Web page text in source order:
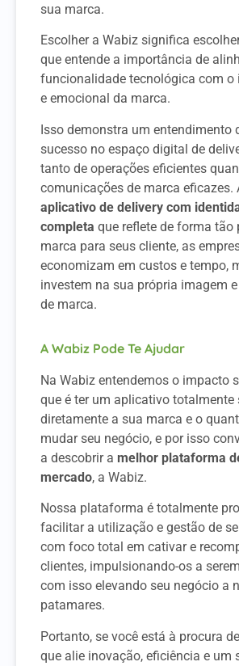
sua marca.
Escolher a Wabiz significa
que entende a importância de
funcionalidade tecnológica com o
e emocional da marca.
Isso demonstra um entendimento
sucesso no espaço digital de
tanto de operações eficientes
comunicações de marca eficazes.
aplicativo de delivery com
completa que reflete de forma tão
marca para seus cliente, as
economizam em custos e tempo,
investem na sua própria imagem
de marca.
A Wabiz Pode Te Ajudar
Na Wabiz entendemos o impacto
que é ter um aplicativo totalmente
diretamente a sua marca e o
mudar seu negócio, e por isso
a descobrir a melhor plataforma
mercado, a Wabiz.
Nossa plataforma é totalmente
facilitar a utilização e gestão de
com foco total em cativar e
clientes, impulsionando-os a
com isso elevando seu negócio a
patamares.
Portanto, se você está à procura
que alie inovação, eficiência e um